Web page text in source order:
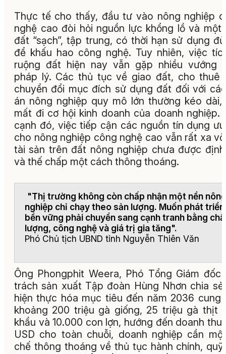
Thực tế cho thấy, đầu tư vào nông nghiệp
nghệ cao đòi hỏi nguồn lực khổng lồ và một
đất “sạch”, tập trung, có thời hạn sử dụng
để khấu hao công nghệ. Tuy nhiên, việc
ruộng đất hiện nay vẫn gặp nhiều vướng
pháp lý. Các thủ tục về giao đất, cho thuê
chuyển đổi mục đích sử dụng đất đối với
án nông nghiệp quy mô lớn thường kéo dài,
mất đi cơ hội kinh doanh của doanh nghiệp.
cạnh đó, việc tiếp cận các nguồn tín dụng
cho nông nghiệp công nghệ cao vẫn rất xa
tài sản trên đất nông nghiệp chưa được
và thế chấp một cách thông thoáng.
"Thị trường không còn chấp nhận một nền nông
nghiệp chỉ chạy theo sản lượng. Muốn phát triển
bền vững phải chuyển sang cạnh tranh bằng
lượng, công nghệ và giá trị gia tăng".
Phó Chủ tịch UBND tỉnh Nguyễn Thiên Văn
Ông Phongphit Weera, Phó Tổng Giám đốc
trách sản xuất Tập đoàn Hùng Nhơn chia
hiện thực hóa mục tiêu đến năm 2036 cung
khoảng 200 triệu gà giống, 25 triệu gà thịt
khẩu và 10.000 con lợn, hướng đến doanh thu
USD cho toàn chuỗi, doanh nghiệp cần
chế thông thoáng về thủ tục hành chính,